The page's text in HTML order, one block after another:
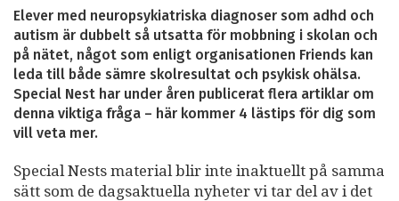
Elever med neuropsykiatriska diagnoser som adhd och
autism är dubbelt så utsatta för mobbning i skolan och
på nätet, något som enligt organisationen Friends kan
leda till både sämre skolresultat och psykisk ohälsa.
Special Nest har under åren publicerat flera artiklar om
denna viktiga fråga – här kommer 4 lästips för dig som
vill veta mer.
Special Nests material blir inte inaktuellt på samma
sätt som de dagsaktuella nyheter vi tar del av i det